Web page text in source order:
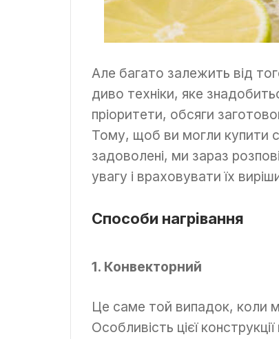
Але багато залежить від
диво техніки, яке
пріоритети, обсяги
Тому, щоб ви могли купити
задоволені, ми зараз
увагу і враховувати їх
Способи нагрівання
1. Конвекторний
Це саме той випадок, коли
Особливість цієї